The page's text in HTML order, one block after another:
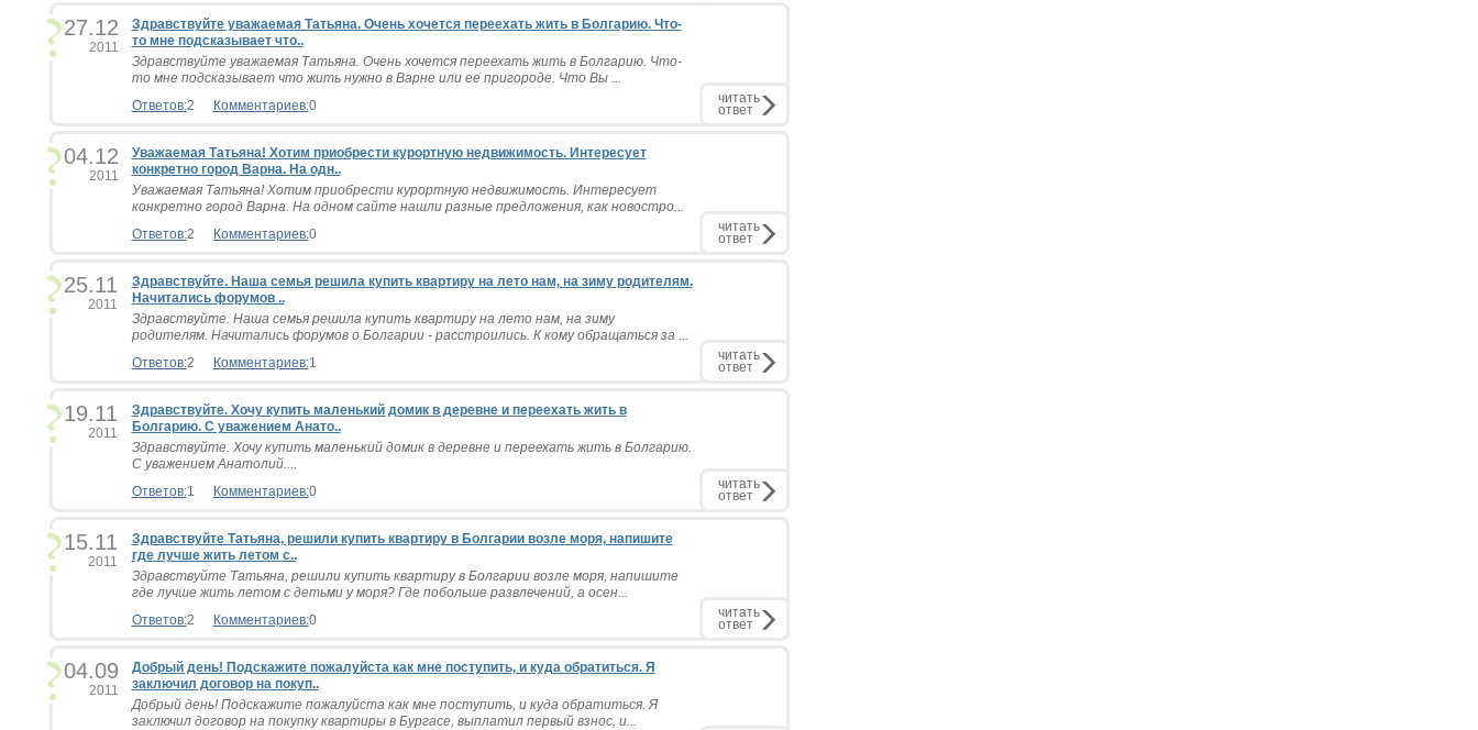
27.12
2011
Здравствуйте уважаемая Татьяна. Очень хочется переехать жить в Болгарию. Что-
то мне подсказывает что..
Здравствуйте уважаемая Татьяна. Очень хочется переехать жить в Болгарию. Что-
то мне подсказывает что жить нужно в Варне или ее пригороде. Что Вы ...
Ответов:2 Комментариев:0 читать
ответ
04.12
2011
Уважаемая Татьяна! Хотим приобрести курортную недвижимость. Интересует
конкретно город Варна. На одн..
Уважаемая Татьяна! Хотим приобрести курортную недвижимость. Интересует
конкретно город Варна. На одном сайте нашли разные предложения, как новостро...
Ответов:2 Комментариев:0 читать
ответ
25.11
2011
Здравствуйте. Наша семья решила купить квартиру на лето нам, на зиму родителям.
Начитались форумов ..
Здравствуйте. Наша семья решила купить квартиру на лето нам, на зиму
родителям. Начитались форумов о Болгарии - расстроились. К кому обращаться за ...
Ответов:2 Комментариев:1 читать
ответ
19.11
2011
Здравствуйте. Хочу купить маленький домик в деревне и переехать жить в
Болгарию. С уважением Анато..
Здравствуйте. Хочу купить маленький домик в деревне и переехать жить в Болгарию.
С уважением Анатолий....
Ответов:1 Комментариев:0 читать
ответ
15.11
2011
Здравствуйте Татьяна, решили купить квартиру в Болгарии возле моря, напишите
где лучше жить летом с..
Здравствуйте Татьяна, решили купить квартиру в Болгарии возле моря, напишите
где лучше жить летом с детьми у моря? Где побольше развлечений, а осен...
Ответов:2 Комментариев:0 читать
ответ
04.09
2011
Добрый день! Подскажите пожалуйста как мне поступить, и куда обратиться. Я
заключил договор на покуп..
Добрый день! Подскажите пожалуйста как мне поступить, и куда обратиться. Я
заключил договор на покупку квартиры в Бургасе, выплатил первый взнос, и...